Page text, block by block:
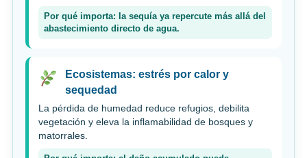
Por qué importa: la sequía ya repercute más allá del
abastecimiento directo de agua.
Ecosistemas: estrés por calor y
sequedad
La pérdida de humedad reduce refugios, debilita
vegetación y eleva la inflamabilidad de bosques y
matorrales.